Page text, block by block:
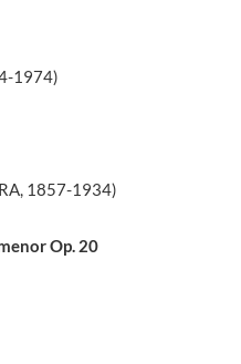
1884-1974)
1857-1934)
Op. 20